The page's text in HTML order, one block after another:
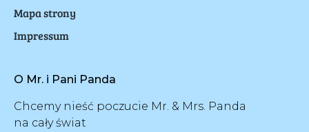
Mapa strony
Impressum
O Mr. i Pani Panda
Chcemy nieść poczucie Mr. & Mrs. Panda
na cały świat